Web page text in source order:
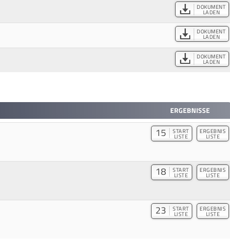
DOKUMENT
LADEN
DOKUMENT
LADEN
DOKUMENT
LADEN
ERGEBNISSE
15 START
LISTE
ERGEBNIS
LISTE
18 START
LISTE
ERGEBNIS
LISTE
23 START
LISTE
ERGEBNIS
LISTE